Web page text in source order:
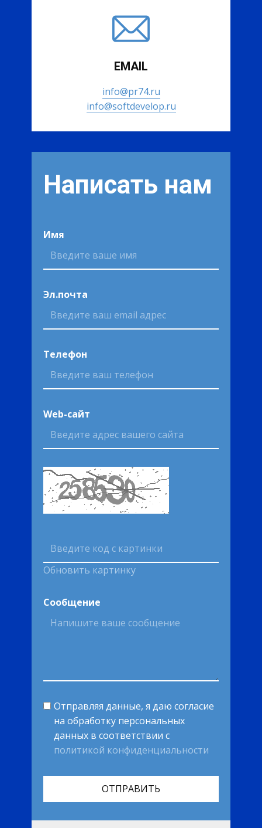
EMAIL
info@pr74.ru
info@softdevelop.ru
Написать нам
Имя
Эл.почта
Телефон
Web-сайт
Обновить картинку
Сообщение
Отправляя данные, я даю согласие
на обработку персональных
данных в соответствии с
политикой конфиденциальности
ОТПРАВИТЬ